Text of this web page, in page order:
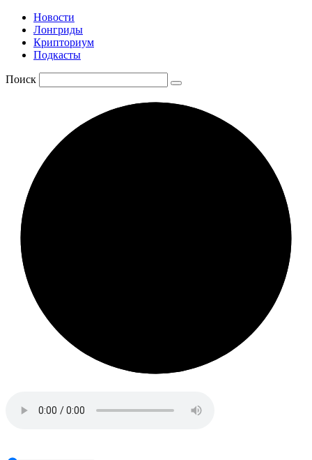
Новости
Лонгриды
Крипториум
Подкасты
Поиск